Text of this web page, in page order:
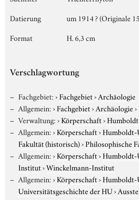
Datierung
um 1914 ? (Originale
Format
H. 6,3 cm
Verschlagwortung
Fachgebiet:›Fachgebiet›Archäologie
Allgemein:›Fachgebiet›Archäologie›
Verwaltung:›Körperschaft›
Allgemein:›Körperschaft›Humboldt-
Fakultät (historisch)›Philosophische
Allgemein:›Körperschaft›Humboldt-
Institut›Winckelmann-Institut
Allgemein:›Körperschaft›Humboldt-
Universitätsgeschichte der HU›